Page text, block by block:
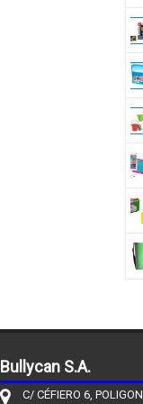
Bullycan S.A.
C/ CÉFIERO 6,